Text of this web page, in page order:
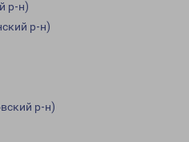
р-н)
р-н)
р-н)